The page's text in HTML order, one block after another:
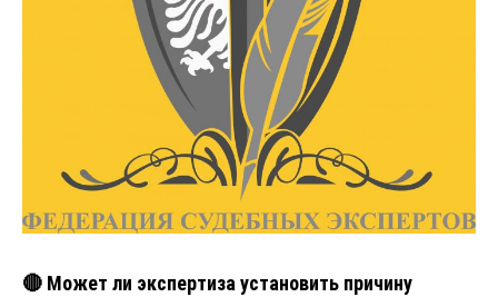
🔴 Может ли экспертиза установить причину